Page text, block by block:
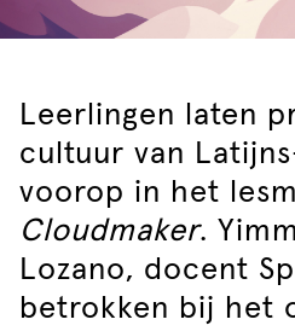
Leerlingen laten
cultuur van
voorop in het
Cloudmaker.
Lozano, docent
betrokken bij het